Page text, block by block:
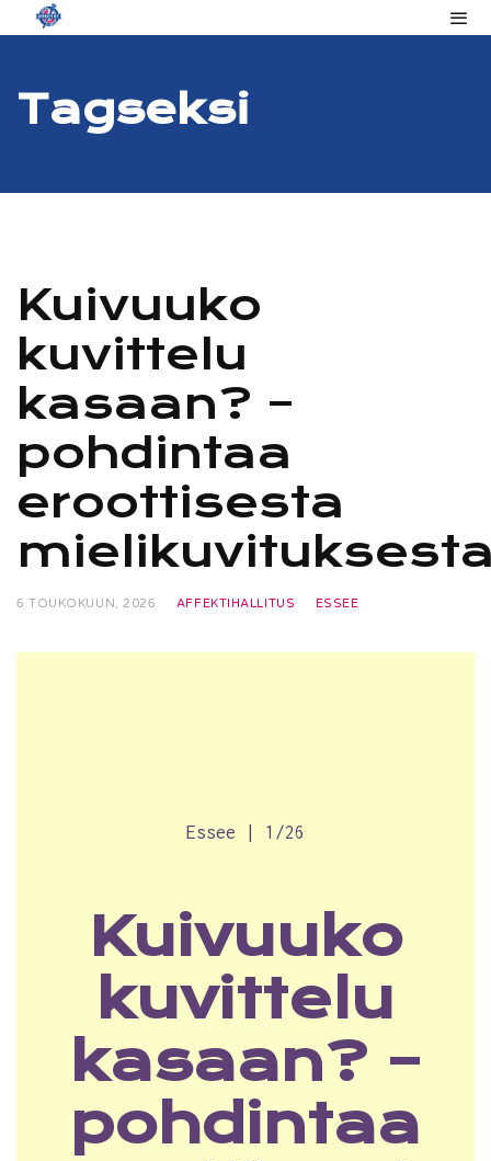
TagSeksi
Kuivuuko
kuvittelu
kasaan? –
pohdintaa
eroottisesta
6 TOUKOKUUN, 2026 AFFEKTIHALLITUS ESSEE
Essee | 1/26
Kuivuuko
kuvittelu
kasaan? –
pohdintaa